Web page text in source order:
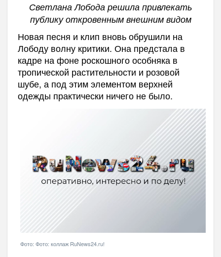
Светлана Лобода решила привлекать
публику откровенным внешним видом
Новая песня и клип вновь обрушили на
Лободу волну критики. Она предстала в
кадре на фоне роскошного особняка в
тропической растительности и розовой
шубе, а под этим элементом верхней
одежды практически ничего не было.
Фото: Фото: коллаж RuNews24.ru!